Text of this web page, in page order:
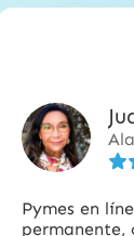
5
de
5
Pymes en
permanente,